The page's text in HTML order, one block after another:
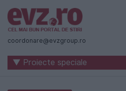
Știri
naționale
internaționale
coordonare@evzgroup.ro
▼ Proiecte speciale